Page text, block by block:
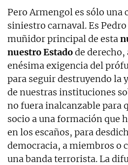
Pero Armengol es sólo una
siniestro carnaval. Es
muñidor principal de esta
nuestro Estadode
enésima exigencia del
para seguir destruyendo la
de nuestras instituciones
no fuera inalcanzable para
socio a una formación que
en los escaños, para
democracia, a miembros o
una banda terrorista. La